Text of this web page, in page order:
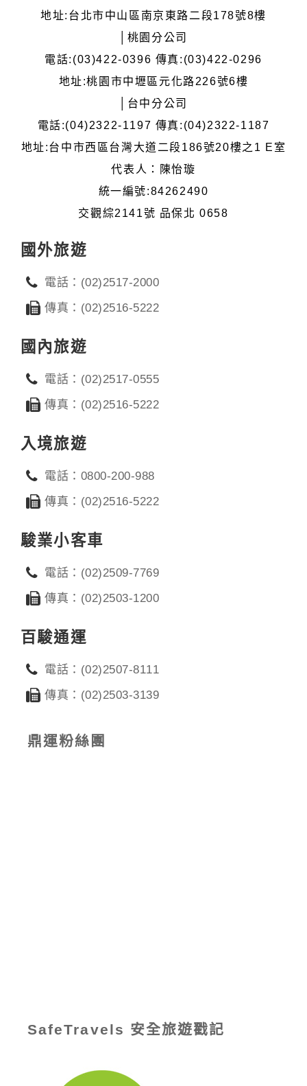
地址:台北市中山區南京東路二段178號8樓
│桃園分公司
電話:(03)422-0396 傳真:(03)422-0296
地址:桃園市中壢區元化路226號6樓
│台中分公司
電話:(04)2322-1197 傳真:(04)2322-1187
地址:台中市西區台灣大道二段186號20樓之1 E室
代表人：陳怡璇
統一編號:84262490
交觀綜2141號 品保北 0658
國外旅遊
電話：(02)2517-2000
傳真：(02)2516-5222
國內旅遊
電話：(02)2517-0555
傳真：(02)2516-5222
入境旅遊
電話：0800-200-988
傳真：(02)2516-5222
駿業小客車
電話：(02)2509-7769
傳真：(02)2503-1200
百駿通運
電話：(02)2507-8111
傳真：(02)2503-3139
鼎運粉絲團
SafeTravels 安全旅遊戳記